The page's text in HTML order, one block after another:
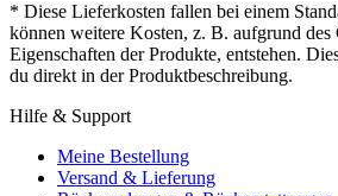
* Diese Lieferkosten fallen bei einem
können weitere Kosten, z. B. aufgrund
Eigenschaften der Produkte, entstehen.
du direkt in der Produktbeschreibung.
Hilfe & Support
Meine Bestellung
Versand & Lieferung